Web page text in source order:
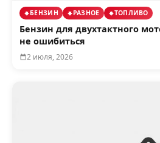
БЕНЗИН РАЗНОЕ ТОПЛИВО
Бензин для двухтактного
не ошибиться
2 июля, 2026